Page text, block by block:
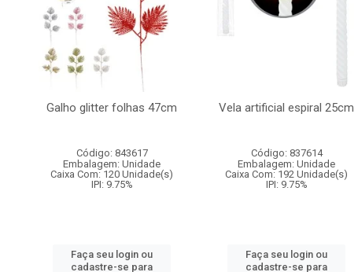
Galho glitter folhas 47cm
Código: 843617
Embalagem: Unidade
Caixa Com: 120 Unidade(s)
IPI: 9.75%
Faça seu login ou
cadastre-se para
Vela artificial espiral 25cm
Código: 837614
Embalagem: Unidade
Caixa Com: 192 Unidade(s)
IPI: 9.75%
Faça seu login ou
cadastre-se para